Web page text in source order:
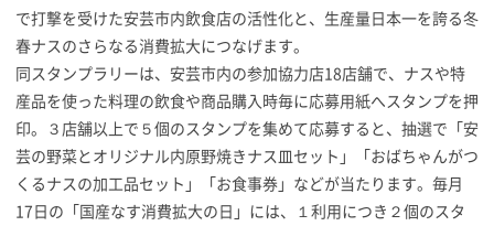
で打撃を受けた安芸市内飲食店の活性化と、生産量日本一を誇る冬
春ナスのさらなる消費拡大につなげます。
同スタンプラリーは、安芸市内の参加協力店18店舗で、ナスや特
産品を使った料理の飲食や商品購入時毎に応募用紙へスタンプを押
印。３店舗以上で５個のスタンプを集めて応募すると、抽選で「安
芸の野菜とオリジナル内原野焼きナス皿セット」「おばちゃんがつ
くるナスの加工品セット」「お食事券」などが当たります。毎月
17日の「国産なす消費拡大の日」には、１利用につき２個のスタ